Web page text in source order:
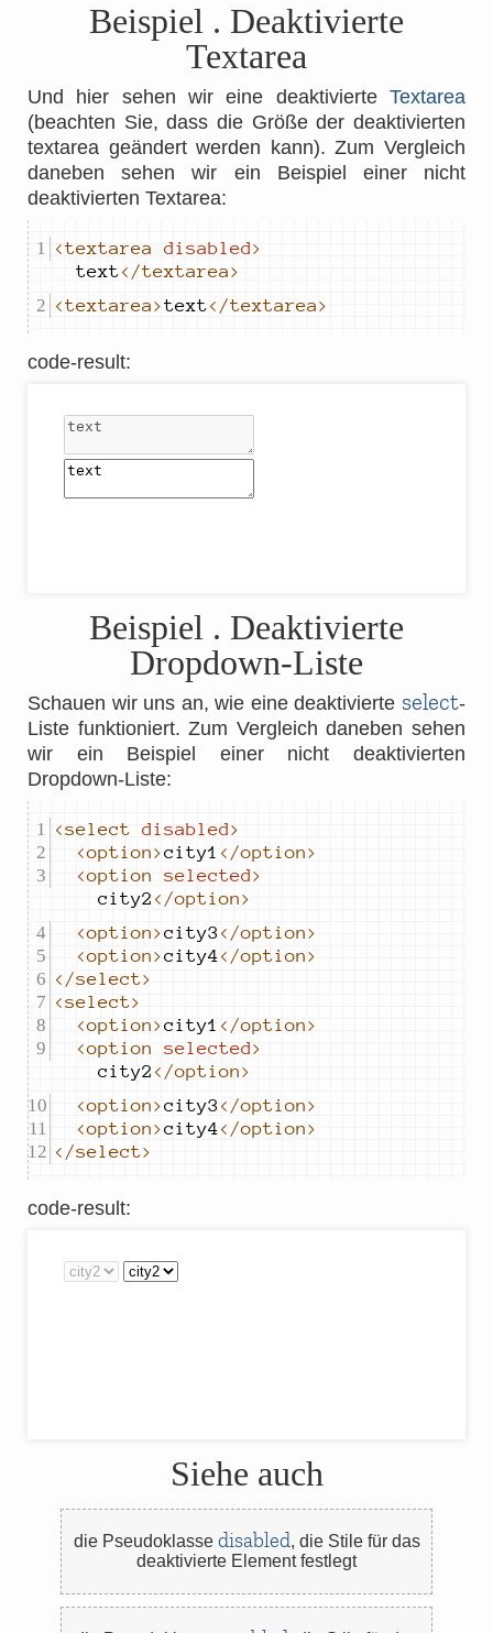
Beispiel . Deaktivierte
Textarea
Und hier sehen wir eine deaktivierte Textarea
(beachten Sie, dass die Größe der deaktivierten
textarea geändert werden kann). Zum Vergleich
daneben sehen wir ein Beispiel einer nicht
deaktivierten Textarea:
<textarea disabled>
text</textarea>
<textarea>text</textarea>
code-result:
Beispiel . Deaktivierte
Dropdown-Liste
Schauen wir uns an, wie eine deaktivierte select-
Liste funktioniert. Zum Vergleich daneben sehen
wir ein Beispiel einer nicht deaktivierten
Dropdown-Liste:
<select disabled>
<option>city1 </option>
<option
selected>
city2 </option>
<option>city3</option>
<option>city4</option>
</select>
<select>
<option>city1 </option>
<option
selected>
city2 </option>
<option>city3 </option>
<option>city4</option>
</select>
code-result:
Siehe auch
die Pseudoklasse disabled, die Stile für das
deaktivierte Element festlegt